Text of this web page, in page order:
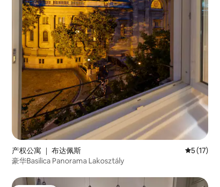
产权公寓 ｜ 布达佩斯 平均评分
5 (17)
豪华Basilica Panorama Lakosztály